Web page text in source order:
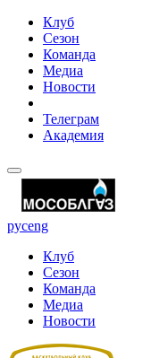
Клуб
Сезон
Команда
Медиа
Новости
Телеграм
Академия
русeng
Клуб
Сезон
Команда
Медиа
Новости